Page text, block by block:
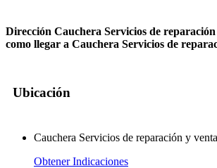
Dirección Cauchera Servicios de
como llegar a Cauchera Servicios de
Ubicación
Cauchera Servicios de reparación y
Obtener Indicaciones